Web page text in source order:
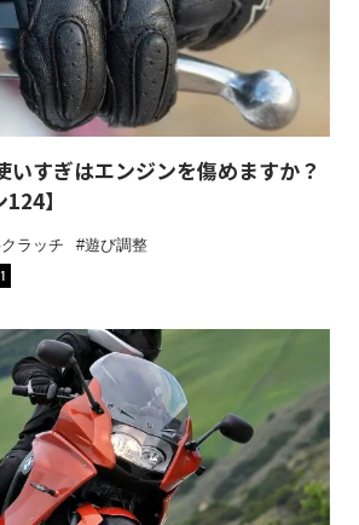
いすぎはエンジンを傷めますか？
】
ラッチ
遊び調整